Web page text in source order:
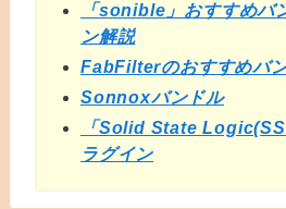
「sonible」おすすめバ
ン解説
FabFilterのおすすめバ
Sonnoxバンドル
「Solid State
ラグイン